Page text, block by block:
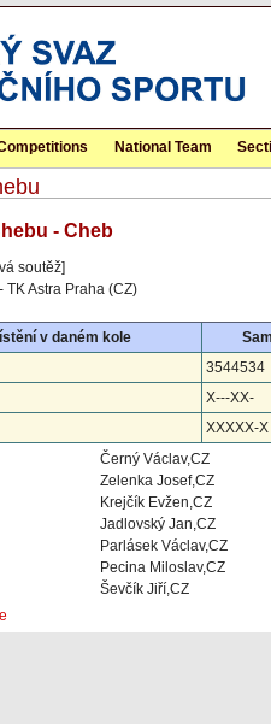
National Team
- Cheb
soutěž]
- TK Astra Praha (CZ)
v daném kole
3544534
X---XX-
XXXXX-X
Černý Václav,CZ
Zelenka Josef,CZ
Krejčík Evžen,CZ
Jadlovský Jan,CZ
Parlásek Václav,CZ
Pecina Miloslav,CZ
Ševčík Jiří,CZ